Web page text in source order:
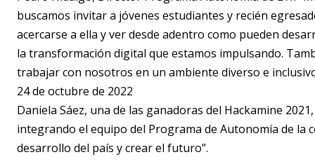
buscamos invitar a jóvenes estudiantes y recién
acercarse a ella y ver desde adentro como pueden
la transformación digital que estamos impulsando.
trabajar con nosotros en un ambiente diverso e
24 de octubre de 2022
Daniela Sáez, una de las ganadoras del Hackamine
integrando el equipo del Programa de Autonomía de la
desarrollo del país y crear el futuro”.